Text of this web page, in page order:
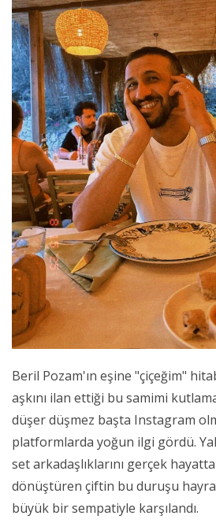
Beril Pozam'ın eşine "çiçeğim"
aşkını ilan ettiği bu samimi
düşer düşmez başta Instagram
platformlarda yoğun ilgi gördü.
set arkadaşlıklarını gerçek
dönüştüren çiftin bu duruşu
büyük bir sempatiyle karşılandı.